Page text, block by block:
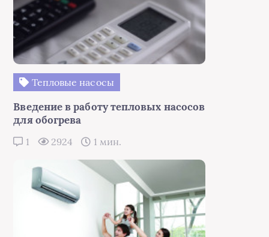
Тепловые насосы
Введение в работу тепловых насосов
для обогрева
1 2924 1 мин.